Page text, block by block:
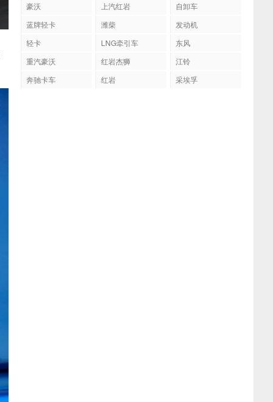
豪沃
上汽红岩
自卸车
蓝牌轻卡
潍柴
发动机
轻卡
LNG牵引车
东风
重汽豪沃
红岩杰狮
江铃
奔驰卡车
红岩 采埃孚